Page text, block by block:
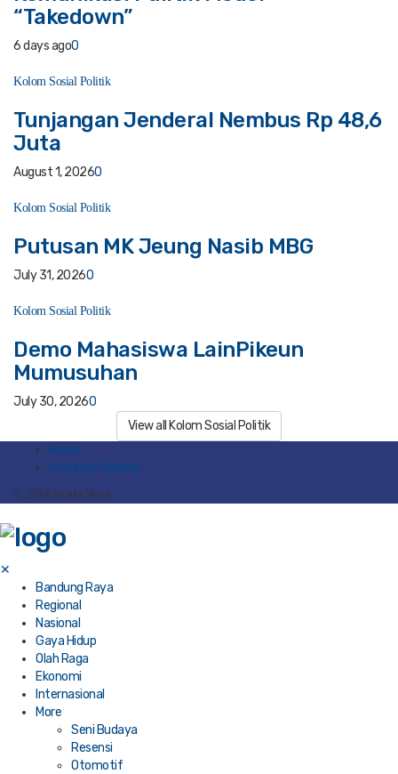
“Takedown”
6 days ago0
Kolom Sosial Politik
Tunjangan Jenderal Nembus Rp 48,6
Juta
August 1, 20260
Kolom Sosial Politik
Putusan MK Jeung Nasib MBG
July 31, 20260
Kolom Sosial Politik
Demo Mahasiswa LainPikeun
Mumusuhan
July 30, 20260
View all Kolom Sosial Politik
Home
Susunan Redaksi
© 2024 Sunda News
✕
Bandung Raya
Regional
Nasional
Gaya Hidup
Olah Raga
Ekonomi
Internasional
More
Seni Budaya
Resensi
Otomotif